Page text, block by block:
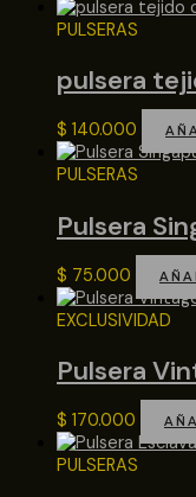
PULSERAS
pulsera
$ 140.000
PULSERAS
Pulsera
$ 75.000
EXCLUSIVIDAD
Pulsera
$ 170.000
PULSERAS